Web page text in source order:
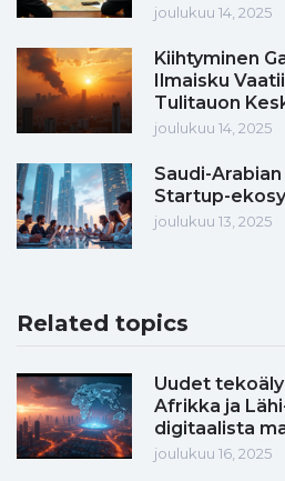
joulukuu 14, 2025
Kiihtyminen
Ilmaisku
Tulitauon
joulukuu 14, 2025
Saudi-
Startup-
joulukuu 13, 2025
Related topics
Uudet
Afrikka ja
digitaalista
joulukuu 16, 2025